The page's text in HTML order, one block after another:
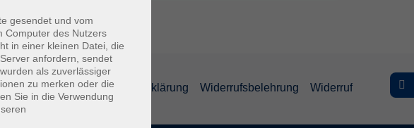
Barrierefreiheitserklärung Widerrufsbelehrung Widerruf
gesendet und vom
Computer des Nutzers
in einer kleinen Datei, die
anfordern, sendet
als zuverlässiger
zu merken oder die
Sie in die Verwendung